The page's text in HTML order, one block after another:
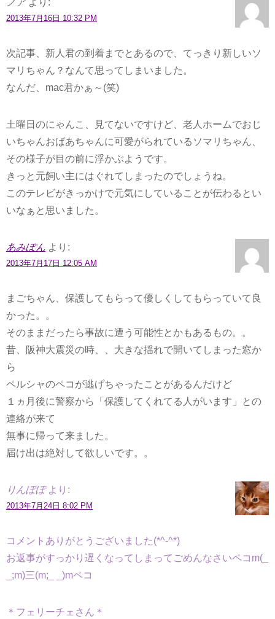
ノア より:
2013年7月16日 10:32 PM
次記事、新人君の到着までとあるので、てっきり新しいソ
マリちゃん？なんて思ってしまいました。
なんだ、mac君かぁ～(笑)
土曜日のにゃんこ、見てないですけど、老人ホームでおじ
いちゃんおばあちゃんに可愛がられているソマリちゃん、
その様子が目の前に浮かぶようです。
きっと元飼い主にはぐれてしまったのでしょうね。
このテレビがきっかけで元気にしていることが伝わるとい
いなぁと思いました。
あみぽん より:
2013年7月17日 12:05 AM
まごちゃん、保護してもらって優しくしてもらっていて良
かった。。
そのままだったら事故に遭う可能性とかもあるもの。。
昔、阪神大震災の時、、大きな揺れで開いてしまった窓か
ら
ペルシャのペコが逃げちゃったことがあるんだけど
１ヵ月後に警察から「保護してくれてる人がいます」との
連絡が来て
無事に帰って来ました。
届け出は絶対して欲しいです。。
りんぽぽ より:
2013年7月24日 8:02 PM
コメントありがとうございました(*^-^*)
お返事がすっかり遅くなってしまってごめんなさいペコm(_
_;m)三(m;_ _)mペコ
＊フェリーチェさん＊